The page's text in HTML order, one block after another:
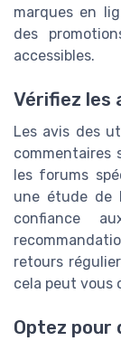
marques en
des
accessibles.
Vérifiez les
Les avis des
commentaires
les forums
une étude de
confiance
retours
cela peut vous
Optez pour